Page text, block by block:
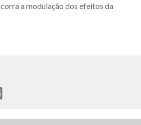
a modulação dos efeitos da